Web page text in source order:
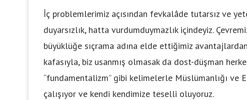
İç problemlerimiz açısından fevkalâde tutarsız ve
duyarsızlık, hatta vurdumduymazlık içindeyiz.
büyüklüğe sıçrama adına elde ettiğimiz
kafasıyla, biz usanmış olmasak da dost-düşman
“fundamentalizm” gibi kelimelerle Müslümanlığı ve
çalışıyor ve kendi kendimize teselli oluyoruz.